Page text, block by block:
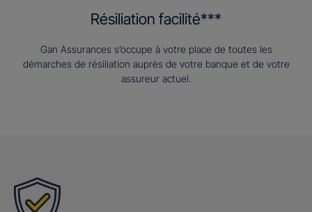
Résiliation facilité***
Gan Assurances s’occupe à votre place de toutes les
démarches de résiliation auprès de votre banque et de votre
assureur actuel.